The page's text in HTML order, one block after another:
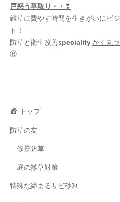
戸惑う 草取り・・ ❣
雑草に費やす時間を生きがいにビ
ト！
防草と衛生改善speciality かく丸
Ⓡ
トップ
防草の友
修景防草
庭の雑草対策
特殊な締まるサビ砂利